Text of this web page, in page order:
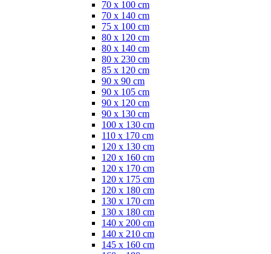
70 x 100 cm
70 x 140 cm
75 x 100 cm
80 x 120 cm
80 x 140 cm
80 x 230 cm
85 x 120 cm
90 x 90 cm
90 x 105 cm
90 x 120 cm
90 x 130 cm
100 x 130 cm
110 x 170 cm
120 x 130 cm
120 x 160 cm
120 x 170 cm
120 x 175 cm
120 x 180 cm
130 x 170 cm
130 x 180 cm
140 x 200 cm
140 x 210 cm
145 x 160 cm